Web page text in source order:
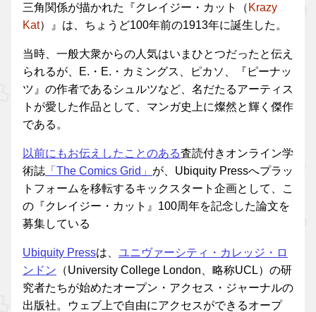
三角関係が描かれた『クレイジー・カット（ Krazy
Kat）』は、ちょうど100年前の1913年に誕生した。
当時、一般大衆からの人気はいまひとつだったと伝え
られるが、E.・E.・カミングス、ピカソ、『ピーナッ
ツ』の作者であるシュルツなど、名だたるアーティス
トが愛した作品として、マンガ史上に燦然と輝く傑作
である。
以前にもお伝えしたことのある査読付きオンライン学
術誌 「The Comics Grid」 が、Ubiquity Pressへプラッ
トフォームを移転するキックスタート企画として、こ
の『クレイジー・カット』100周年を記念した論文を
募集している
Ubiquity Pressは、 ユニヴァーシティ・カレッジ・ロ
ンドン （University College London、略称UCL）の研
究者たちが始めたオープン・アクセス・ジャーナルの
出版社。ウェブ上で自由にアクセスができるオープ